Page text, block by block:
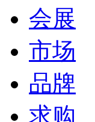
会展
市场
品牌
求购